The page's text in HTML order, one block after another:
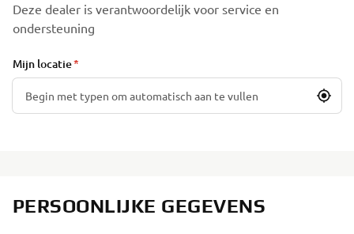
Deze dealer is verantwoordelijk voor service en
ondersteuning
Mijn locatie
PERSOONLIJKE GEGEVENS